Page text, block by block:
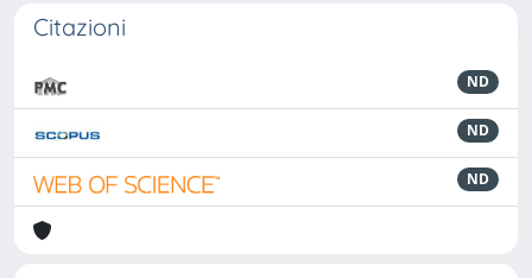
Citazioni
ND
ND
ND